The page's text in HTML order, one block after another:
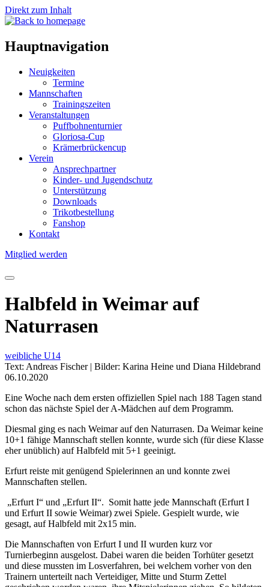
Direkt zum Inhalt
Hauptnavigation
Neuigkeiten
Termine
Mannschaften
Trainingszeiten
Veranstaltungen
Puffbohnenturnier
Gloriosa-Cup
Krämerbrückencup
Verein
Ansprechpartner
Kinder- und Jugendschutz
Unterstützung
Downloads
Trikotbestellung
Fanshop
Kontakt
Mitglied werden
Halbfeld in Weimar auf
Naturrasen
weibliche U14
Text: Andreas Fischer | Bilder: Karina Heine und Diana Hildebrand
06.10.2020
Eine Woche nach dem ersten offiziellen Spiel nach 188 Tagen stand
schon das nächste Spiel der A-Mädchen auf dem Programm.
Diesmal ging es nach Weimar auf den Naturrasen. Da Weimar keine
10+1 fähige Mannschaft stellen konnte, wurde sich (für diese Klasse
eher unüblich) auf Halbfeld mit 5+1 geeinigt.
Erfurt reiste mit genügend Spielerinnen an und konnte zwei
Mannschaften stellen.
„Erfurt I“ und „Erfurt II“. Somit hatte jede Mannschaft (Erfurt I
und Erfurt II sowie Weimar) zwei Spiele. Gespielt wurde, wie
gesagt, auf Halbfeld mit 2x15 min.
Die Mannschaften von Erfurt I und II wurden kurz vor
Turnierbeginn ausgelost. Dabei waren die beiden Torhüter gesetzt
und diese mussten im Losverfahren, bei welchem vorher von den
Trainern unterteilt nach Verteidiger, Mitte und Sturm Zettel